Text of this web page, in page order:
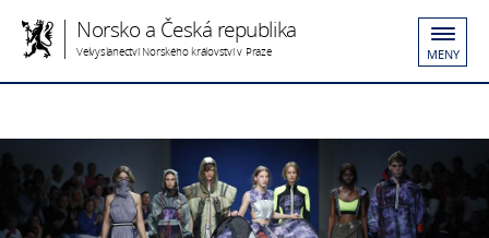
Norsko a Česká republika
Velvyslanectví Norského království v Praze MENY